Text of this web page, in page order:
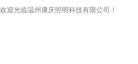
欢迎光临温州康庆照明科技有限公司！